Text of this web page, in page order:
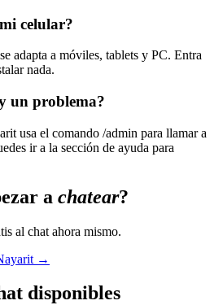
celular?
adapta a móviles, tablets y PC. Entra
nada.
un problema?
usa el comando /admin para llamar a
ir a la sección de ayuda para
a chatear?
al chat ahora mismo.
→
disponibles